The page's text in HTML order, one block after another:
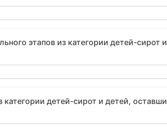
этапов из категории детей-сирот
категории детей-сирот и детей,